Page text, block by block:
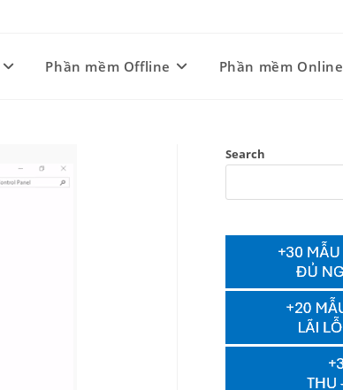
Phần mềm Offline Phần mềm Online
Search